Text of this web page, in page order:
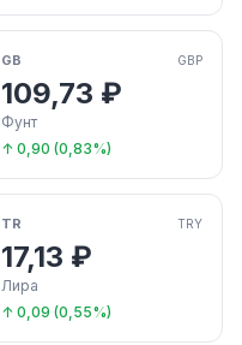
GB GBP
109,73 ₽
Фунт
↑ 0,90 (0,83%)
TR TRY
17,13 ₽
Лира
↑ 0,09 (0,55%)